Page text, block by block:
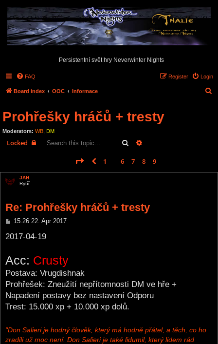
Persistentní svět hry Neverwinter Nights
FAQ Login
Register
Board index OOC Informace
Prohřešky hráčů + tresty
Moderators: WB DM
Locked Search
Page 10 10
Previous
1 6 7 8 9
JAH
Rytíř
Re: Prohřešky hráčů + tresty
P
s
15:26 22. Apr 2017
2017-04-19
Acc: Crusty
Postava: Vrugdishnak
Prohřešek: Zneužití nepřítomnosti DM ve hře +
Napadení postavy bez nastavení Odporu
Trest: 15.000 xp + 10.000 xp dolů.
"Don Salieri je hodný člověk, který má hodně přátel, a těch, co ho
zradili už moc není. Don Salieri je také lidumil, který lidem rád